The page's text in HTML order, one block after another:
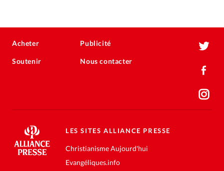
Acheter
Soutenir
Publicité
Nous contacter
LES SITES ALLIANCE PRESSE
Christianisme Aujourd'hui
Evangéliques.info